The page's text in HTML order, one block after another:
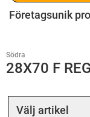
Företagsunik
Södra
28X70 F
Välj artikel